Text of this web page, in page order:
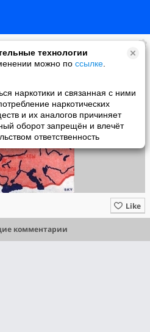
технологии
можно по ссылке
наркотики и связанная с ними
наркотических
и их аналогов причиняет
оборот запрещён и влечёт
ответственность
Like
комментарии